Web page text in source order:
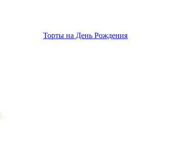
Торты на День Рождения